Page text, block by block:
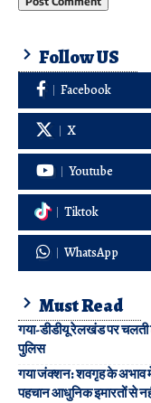
Follow US
Facebook
X
Youtube
Tiktok
WhatsApp
Must Read
गया-डीडीयू रेलखंड पर चलती
पुलिस
गया जंक्शन: शवगृह के अभाव
पहचान आधुनिक इमारतों से